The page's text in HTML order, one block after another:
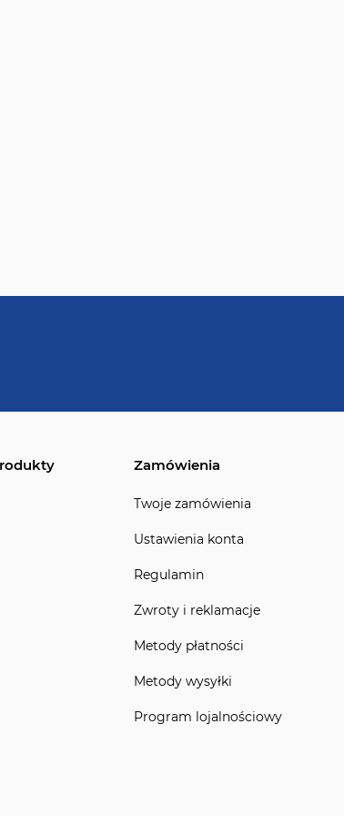
Zamówienia
Twoje zamówienia
Ustawienia konta
Regulamin
Zwroty i reklamacje
Metody płatności
Metody wysyłki
Program lojalnościowy